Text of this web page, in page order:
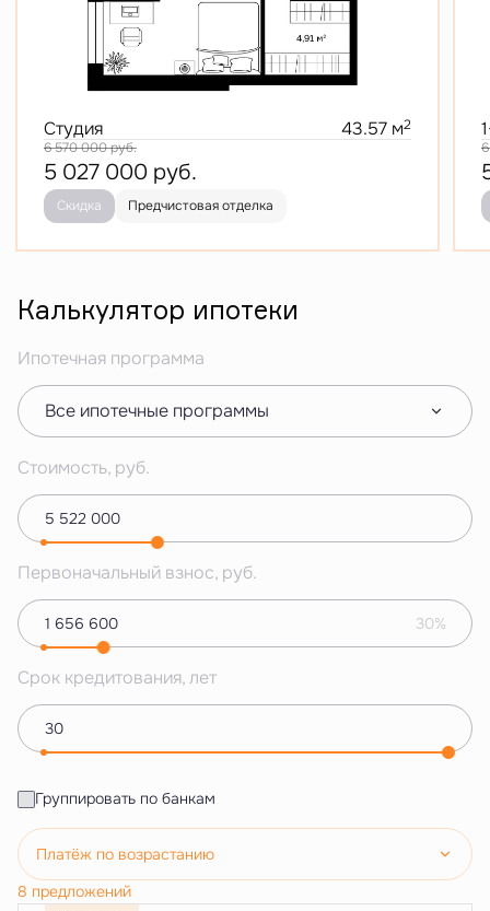
Студия 43.57 м2
6 570 000руб.
5 027 000 руб.
Скидка Предчистовая отделка
Калькулятор ипотеки
Ипотечная программа
Все ипотечные программы
Стоимость, руб.
Первоначальный взнос, руб.
30%
Срок кредитования, лет
Группировать по банкам
Платёж по возрастанию
8 предложений